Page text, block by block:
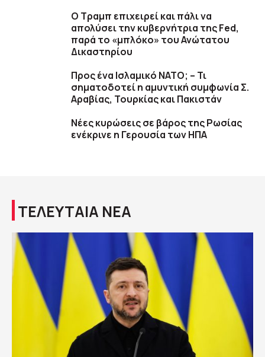
Ο Τραμπ επιχειρεί και πάλι να
απολύσει την κυβερνήτρια της Fed,
παρά το «μπλόκο» του Ανώτατου
Δικαστηρίου
Προς ένα Ισλαμικό ΝΑΤΟ; – Τι
σηματοδοτεί η αμυντική συμφωνία Σ.
Αραβίας, Τουρκίας και Πακιστάν
Νέες κυρώσεις σε βάρος της Ρωσίας
ενέκρινε η Γερουσία των ΗΠΑ
ΤΕΛΕΥΤΑΙΑ ΝΕΑ